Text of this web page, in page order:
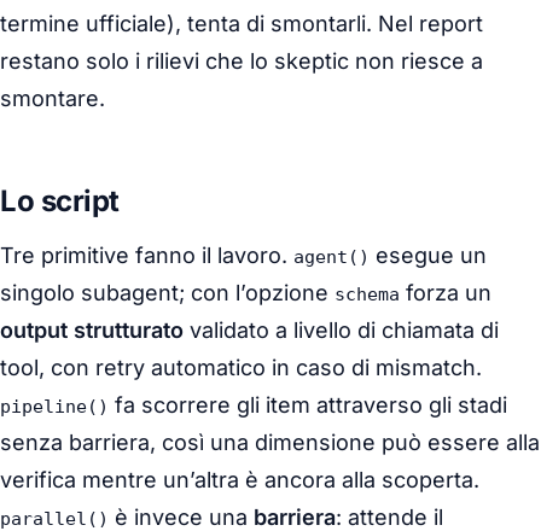
termine ufficiale), tenta di smontarli. Nel report
restano solo i rilievi che lo skeptic non riesce a
smontare.
Lo script
Tre primitive fanno il lavoro. agent() esegue un
singolo subagent; con l’opzione schema forza un
output strutturato validato a livello di chiamata di
tool, con retry automatico in caso di mismatch.
pipeline() fa scorrere gli item attraverso gli stadi
senza barriera, così una dimensione può essere alla
verifica mentre un’altra è ancora alla scoperta.
parallel() è invece una barriera: attende il